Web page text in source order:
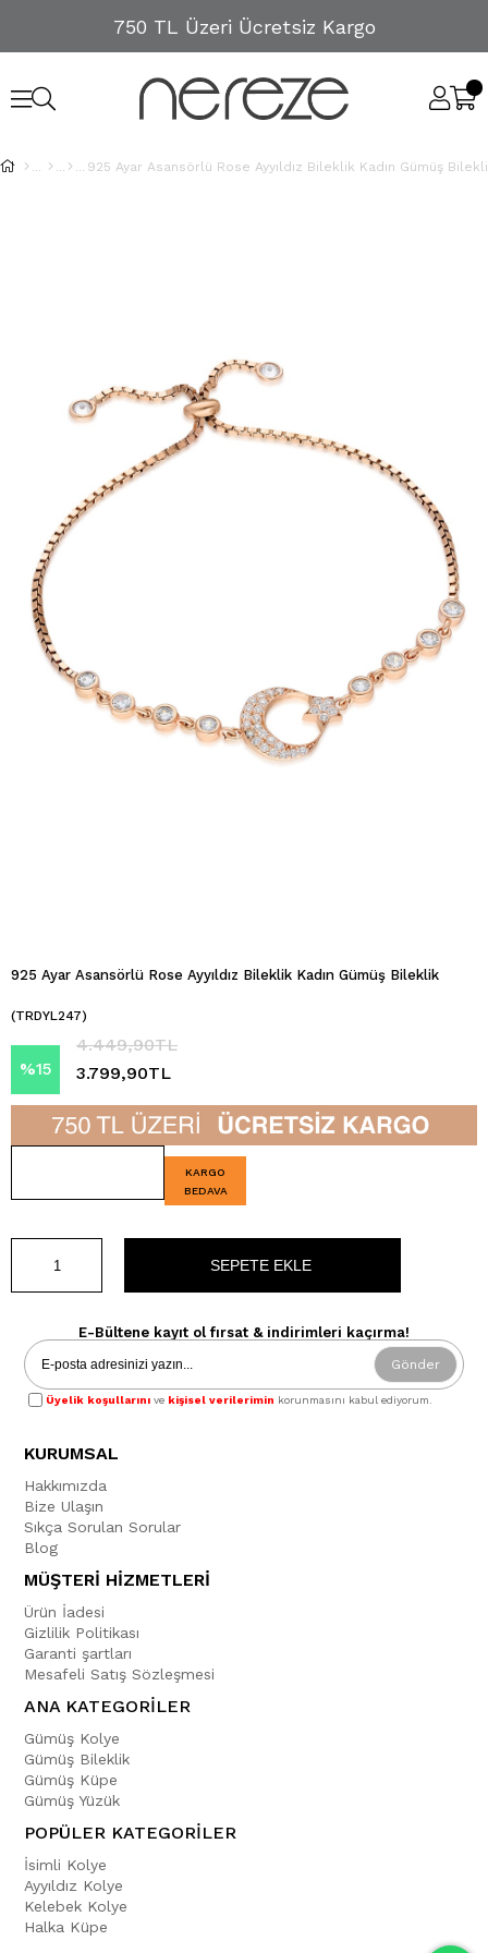
750 TL Üzeri Ücretsiz Kargo
925 Ayar Asansörlü Rose Ayyıldız Bileklik Kadın Gümüş
925 Ayar Asansörlü Rose Ayyıldız Bileklik Kadın Gümüş Bileklik
(TRDYL247)
%15
İndirim
4.449,90TL
3.799,90TL
KARGO
BEDAVA
E-Bültene kayıt ol fırsat & indirimleri kaçırma!
Gönder
Üyelik koşullarını ve kişisel verilerimin korunmasını kabul ediyorum.
KURUMSAL
Hakkımızda
Bize Ulaşın
Sıkça Sorulan Sorular
Blog
MÜŞTERİ HİZMETLERİ
Ürün İadesi
Gizlilik Politikası
Garanti şartları
Mesafeli Satış Sözleşmesi
ANA KATEGORİLER
Gümüş Kolye
Gümüş Bileklik
Gümüş Küpe
Gümüş Yüzük
POPÜLER KATEGORİLER
İsimli Kolye
Ayyıldız Kolye
Kelebek Kolye
Halka Küpe